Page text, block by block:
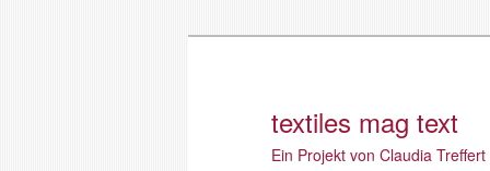
textiles mag text
Ein Projekt von Claudia Treffert